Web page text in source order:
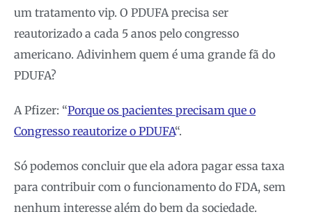
um tratamento vip. O PDUFA precisa ser
reautorizado a cada 5 anos pelo congresso
americano. Adivinhem quem é uma grande fã do
PDUFA?
A Pfizer: “Porque os pacientes precisam que o
Congresso reautorize o PDUFA“.
Só podemos concluir que ela adora pagar essa taxa
para contribuir com o funcionamento do FDA, sem
nenhum interesse além do bem da sociedade.